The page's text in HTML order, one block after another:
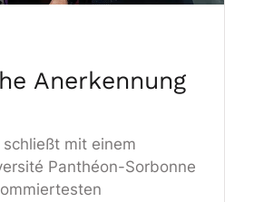
Anerkennung
mit einem
Panthéon-Sorbonne